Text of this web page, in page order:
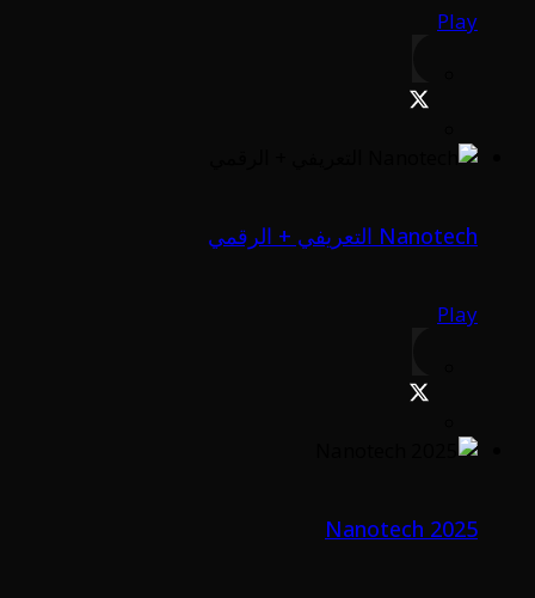
Play
Nanotech التعريفي + الرقمي
Play
Nanotech 2025